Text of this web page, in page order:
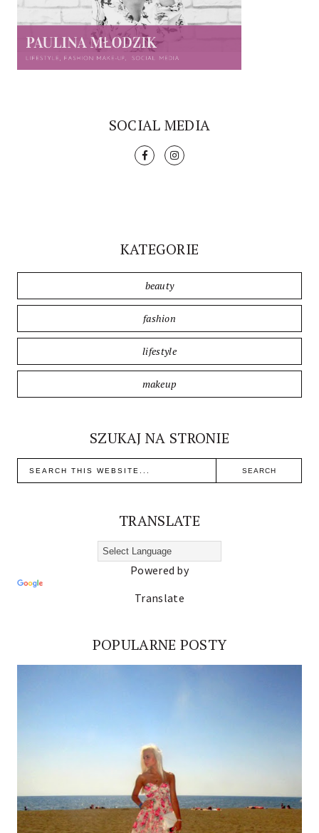
SOCIAL MEDIA
KATEGORIE
beauty
fashion
lifestyle
makeup
SZUKAJ NA STRONIE
TRANSLATE
Powered by
Translate
POPULARNE POSTY